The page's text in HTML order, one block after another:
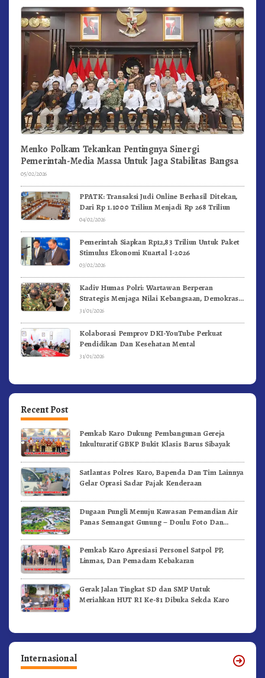
Menko Polkam Tekankan Pentingnya Sinergi
Pemerintah-Media Massa Untuk Jaga Stabilitas Bangsa
05/02/2026
PPATK: Transaksi Judi Online Berhasil Ditekan,
Dari Rp 1.1000 Triliun Menjadi Rp 268 Triliun
04/02/2026
Pemerintah Siapkan Rp12,83 Triliun Untuk Paket
Stimulus Ekonomi Kuartal I-2026
03/02/2026
Kadiv Humas Polri: Wartawan Berperan
Strategis Menjaga Nilai Kebangsaan, Demokrasi,
dan NKRI
31/01/2026
Kolaborasi Pemprov DKI-YouTube Perkuat
Pendidikan Dan Kesehatan Mental
31/01/2026
Recent Post
Pemkab Karo Dukung Pembangunan Gereja
Inkulturatif GBKP Bukit Klasis Barus Sibayak
Satlantas Polres Karo, Bapenda Dan Tim Lainnya
Gelar Oprasi Sadar Pajak Kenderaan
Dugaan Pungli Menuju Kawasan Pemandian Air
Panas Semangat Gunung – Doulu Foto Dan
Pemkab Karo Apresiasi Personel Satpol PP,
Linmas, Dan Pemadam Kebakaran
Gerak Jalan Tingkat SD dan SMP Untuk
Meriahkan HUT RI Ke-81 Dibuka Sekda Karo
Internasional